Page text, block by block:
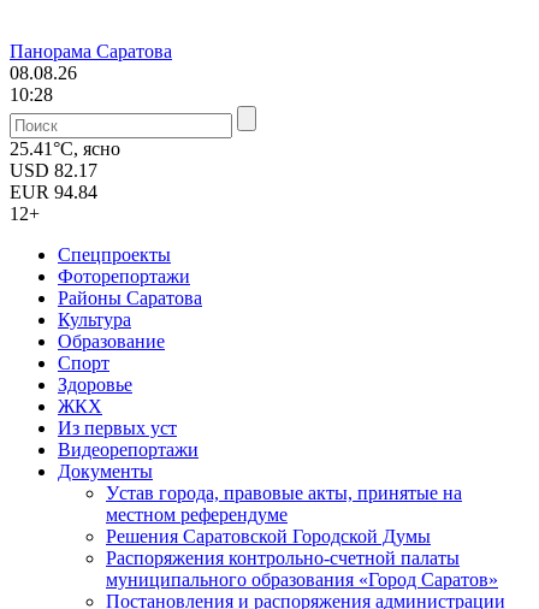
Панорама Саратова
08.08.26
10:28
25.41°C, ясно
USD 82.17
EUR 94.84
12+
Спецпроекты
Фоторепортажи
Районы Саратова
Культура
Образование
Спорт
Здоровье
ЖКХ
Из пеpвых уст
Видеорепортажи
Документы
Уcтав города, правовые акты, принятые на
местном референдуме
Решения Саратовской Городской Думы
Распоряжения контрольно-счетной палаты
муниципального образования «Город Саратов»
Постановления и распоряжения администрации